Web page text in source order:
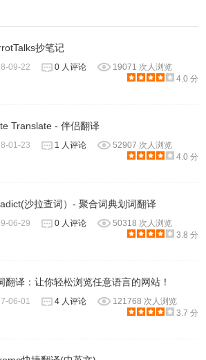
;
，橙色以下偏灰色区域为闪区
译结果
软件安装包，点击以管理员身份运行
意即可。
抄笔记
09-22 0 人评论
19071 次人浏览
4.0 分
Translate - 伴侣翻译
01-23 1 人评论
52907 次人浏览
4.0 分
沙拉查词）- 聚合词典划词翻译
06-29 0 人评论
50318 次人浏览
3.8 分
翻译：让你轻松浏览任意语言的网站！
06-01 4 人评论
121768 次人浏览
3.7 分